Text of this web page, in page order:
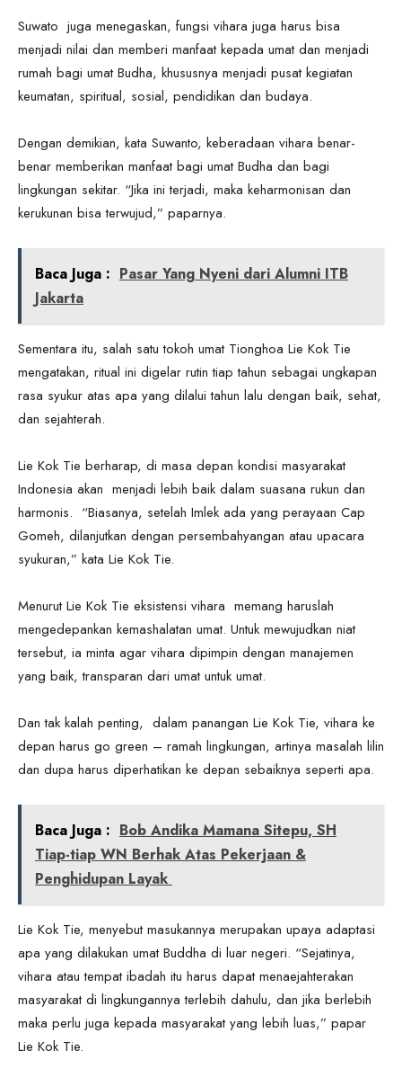
Suwato juga menegaskan, fungsi vihara juga harus bisa
menjadi nilai dan memberi manfaat kepada umat dan menjadi
rumah bagi umat Budha, khususnya menjadi pusat kegiatan
keumatan, spiritual, sosial, pendidikan dan budaya.
Dengan demikian, kata Suwanto, keberadaan vihara benar-
benar memberikan manfaat bagi umat Budha dan bagi
lingkungan sekitar. “Jika ini terjadi, maka keharmonisan dan
kerukunan bisa terwujud,” paparnya.
Baca Juga : Pasar Yang Nyeni dari Alumni ITB
Jakarta
Sementara itu, salah satu tokoh umat Tionghoa Lie Kok Tie
mengatakan, ritual ini digelar rutin tiap tahun sebagai ungkapan
rasa syukur atas apa yang dilalui tahun lalu dengan baik, sehat,
dan sejahterah.
Lie Kok Tie berharap, di masa depan kondisi masyarakat
Indonesia akan menjadi lebih baik dalam suasana rukun dan
harmonis. “Biasanya, setelah Imlek ada yang perayaan Cap
Gomeh, dilanjutkan dengan persembahyangan atau upacara
syukuran,” kata Lie Kok Tie.
Menurut Lie Kok Tie eksistensi vihara memang haruslah
mengedepankan kemashalatan umat. Untuk mewujudkan niat
tersebut, ia minta agar vihara dipimpin dengan manajemen
yang baik, transparan dari umat untuk umat.
Dan tak kalah penting, dalam panangan Lie Kok Tie, vihara ke
depan harus go green – ramah lingkungan, artinya masalah lilin
dan dupa harus diperhatikan ke depan sebaiknya seperti apa.
Baca Juga : Bob Andika Mamana Sitepu, SH
Tiap-tiap WN Berhak Atas Pekerjaan &
Penghidupan Layak
Lie Kok Tie, menyebut masukannya merupakan upaya adaptasi
apa yang dilakukan umat Buddha di luar negeri. “Sejatinya,
vihara atau tempat ibadah itu harus dapat menaejahterakan
masyarakat di lingkungannya terlebih dahulu, dan jika berlebih
maka perlu juga kepada masyarakat yang lebih luas,” papar
Lie Kok Tie.